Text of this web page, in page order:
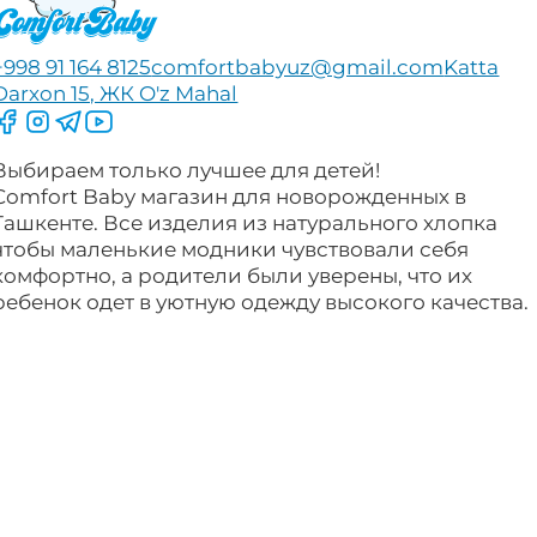
91 164 8125comfortbabyuz@gmail.comKatta
15, ЖК O'z Mahal
за нами на Facebook
Следите за нами в Instagram
Следите за нами в Telegram
Следите за нами в YouTube
только лучшее для детей!
Baby магазин для новорожденных в
Все изделия из натурального хлопка
маленькие модники чувствовали себя
а родители были уверены, что их
одет в уютную одежду высокого качества.